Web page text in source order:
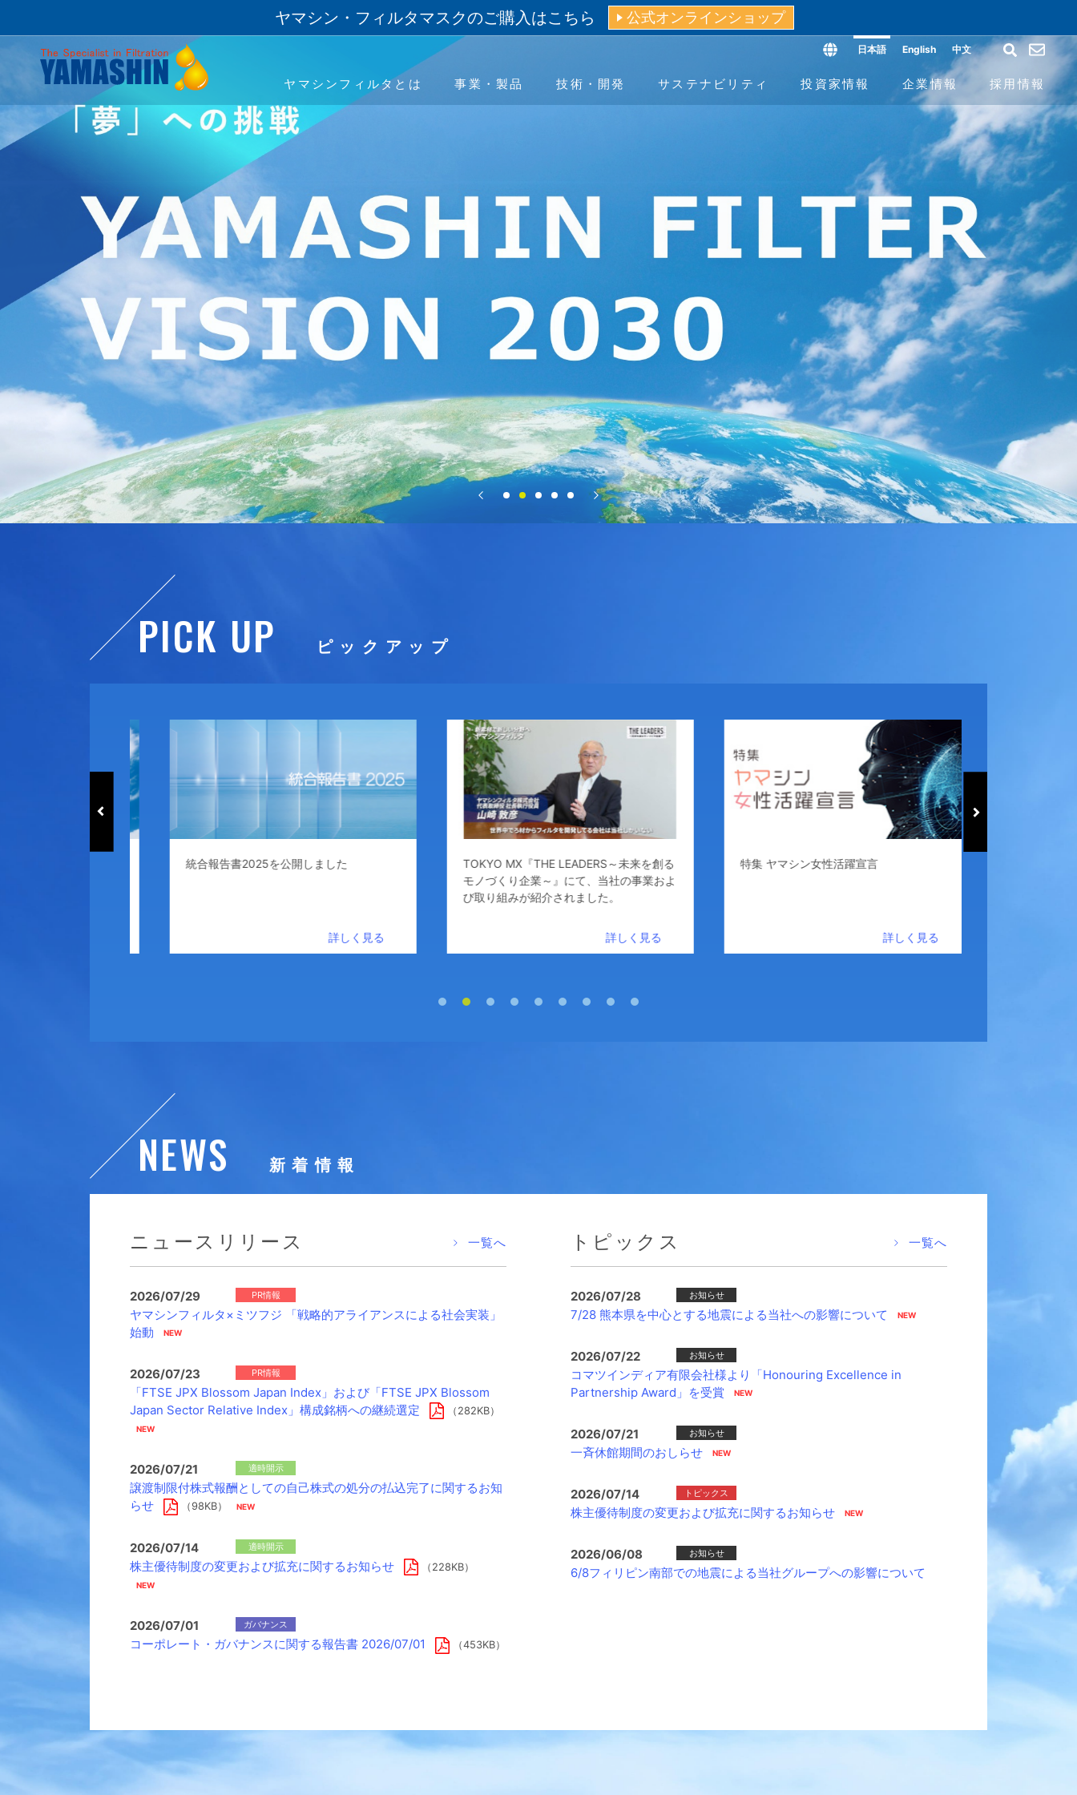
持続可能な社会に、
「ろ過」の叡智と技術で貢献する
総合フィルタメーカー
PICK UP ピックアップ
統合報告書2025を公開しました
TOKYO MX『THE LEADERS～未来を創る
モノづくり企業～』にて、当社の事業およ
び取り組みが紹介されました。
特集 ヤマシン女性活躍宣言
NEWS 新着情報
ニュースリリース
2026/07/29 PR情報
ヤマシンフィルタ×ミツフジ 「戦略的アライアンスによる社会実装」
始動
2026/07/23 PR情報
「FTSE JPX Blossom Japan Index」および「FTSE JPX Blossom
Japan Sector Relative Index」構成銘柄への継続選定
（282KB）
2026/07/21 適時開示
譲渡制限付株式報酬としての自己株式の処分の払込完了に関するお知
らせ
（98KB）
2026/07/14 適時開示
株主優待制度の変更および拡充に関するお知らせ （228KB）
2026/07/01 ガバナンス
コーポレート・ガバナンスに関する報告書 2026/07/01 （453KB）
一覧へ トピックス
2026/07/28 お知らせ
7/28 熊本県を中心とする地震による当社への影響について
2026/07/22 お知らせ
コマツインディア有限会社様より「Honouring Excellence in
Partnership Award」を受賞
2026/07/21 お知らせ
一斉休館期間のおしらせ
2026/07/14 トピックス
株主優待制度の変更および拡充に関するお知らせ
2026/06/08 お知らせ
6/8フィリピン南部での地震による当社グループへの影響について
一覧へ
ヤマシン・フィルタマスクのご購入はこちら 公式オンラインショップ
日本語 English 中文
ヤマシンフィルタとは 事業・製品
建機用フィルタ
技術・開発
開発拠点と人材
環境への対応
ICT/IoT
サステナビリティ
ESG経営・マテリアリティ
投資家情報
業績・財務
個人投資家の皆様へ
よくあるご質問
電子公告 免責事項 IR等に関するお問い合わせ
企業情報
理念
財務報告に係る内部統制基本方針
コーポレートカラー グローバルネットワーク
採用情報
職種紹介
女性活躍宣言